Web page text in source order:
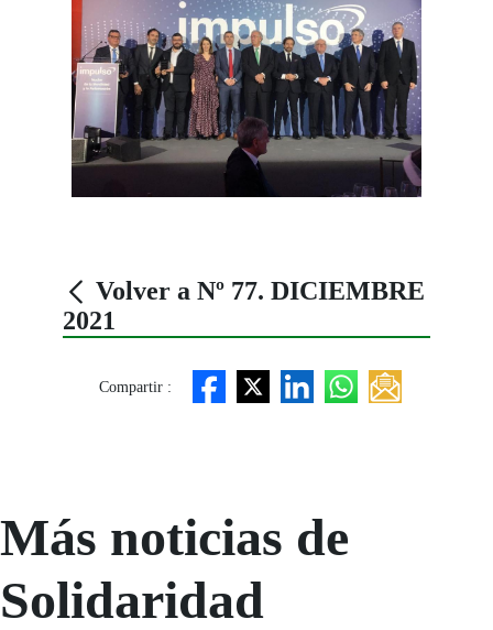
Volver a Nº 77. DICIEMBRE
2021
Compartir :
Más noticias de
Solidaridad